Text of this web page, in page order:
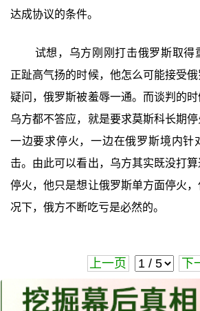
达成协议的条件。
试想，乌方刚刚打击俄罗斯取得
正趾高气扬的时候，他怎么可能接受
疑问，俄罗斯被羞辱一通。而谈判的
乌方都不答应，就是要求莫斯科长期
一边要求停火，一边在俄罗斯境内针
击。由此可以看出，乌方其实既没打
停火，他只是想让俄罗斯单方面停火
况下，俄方不断吃亏是必然的。
上一页 下